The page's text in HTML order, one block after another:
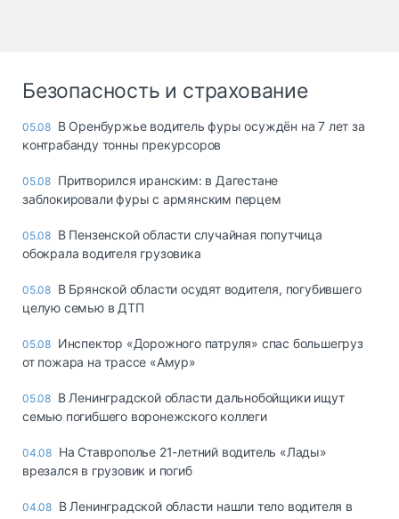
Безопасность и страхование
05.08 В Оренбуржье водитель фуры осуждён на 7 лет за
контрабанду тонны прекурсоров
05.08 Притворился иранским: в Дагестане
заблокировали фуры с армянским перцем
05.08 В Пензенской области случайная попутчица
обокрала водителя грузовика
05.08 В Брянской области осудят водителя, погубившего
целую семью в ДТП
05.08 Инспектор «Дорожного патруля» спас большегруз
от пожара на трассе «Амур»
05.08 В Ленинградской области дальнобойщики ищут
семью погибшего воронежского коллеги
04.08 На Ставрополье 21-летний водитель «Лады»
врезался в грузовик и погиб
04.08 В Ленинградской области нашли тело водителя в